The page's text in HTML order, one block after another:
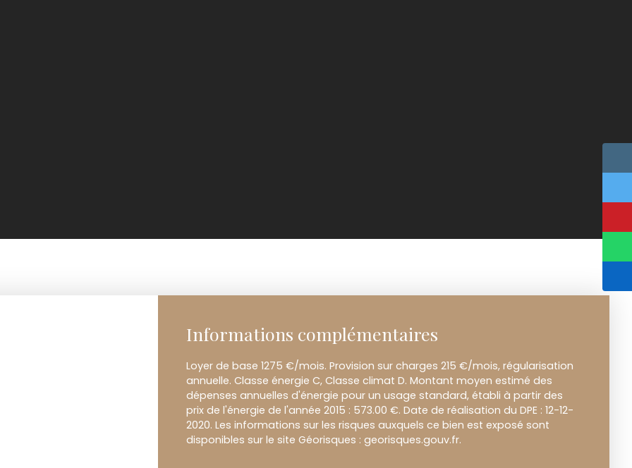
Informations complémentaires
Loyer de base 1275 €/mois. Provision sur charges 215 €/mois, régularisation
annuelle. Classe énergie C, Classe climat D. Montant moyen estimé des
dépenses annuelles d'énergie pour un usage standard, établi à partir des
prix de l'énergie de l'année 2015 : 573.00 €. Date de réalisation du DPE : 12-12-
2020. Les informations sur les risques auxquels ce bien est exposé sont
disponibles sur le site Géorisques : georisques.gouv.fr.